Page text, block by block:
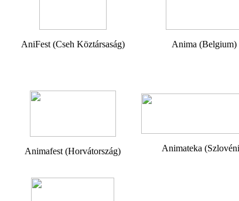
AniFest (Cseh Köztársaság) Anima (Belgium)
Animafest (Horvátország) Animateka